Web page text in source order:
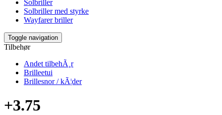
Solbriller
Solbriller med styrke
Wayfarer briller
Toggle navigation
Tilbehør
Andet tilbehÃ¸r
Brilleetui
Brillesnor / kÃ¦der
+3.75